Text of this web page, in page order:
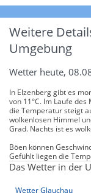
Weitere
Umgebung
Wetter heute,
In Elzenberg gibt es
von 11°C. Im Laufe
die Temperatur steigt
wolkenlosen Himmel
Grad. Nachts ist es
Böen können
Gefühlt liegen die
Das Wetter in der
Wetter Glauchau